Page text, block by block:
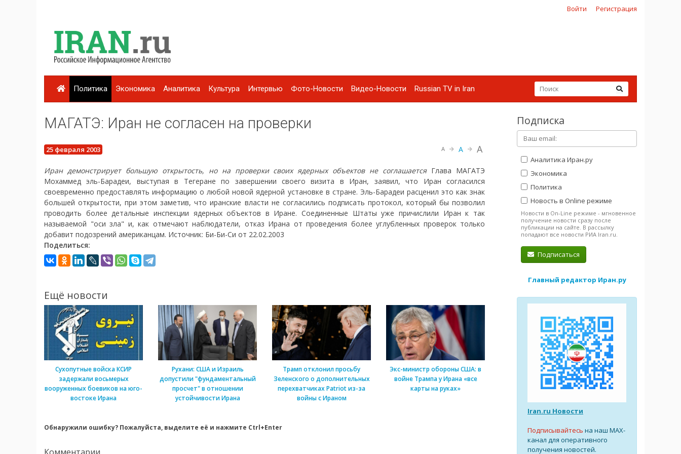
Войти Регистрация
Политика Экономика Аналитика Культура Интервью Фото-Новости Видео-Новости Russian TV in Iran
МАГАТЭ: Иран не согласен на проверки
25 февраля 2003 A A A
Иран демонстрирует большую открытость, но на проверки своих ядерных объектов не соглашаетсяГлава МАГАТЭ
Мохаммед эль-Барадеи, выступая в Тегеране по завершении своего визита в Иран, заявил, что Иран согласился
своевременно предоставлять информацию о любой новой ядерной установке в стране. Эль-Барадеи расценил это как знак
большей открытости, при этом заметив, что иранские власти не согласились подписать протокол, который бы позволил
проводить более детальные инспекции ядерных объектов в Иране. Соединенные Штаты уже причислили Иран к так
называемой "оси зла" и, как отмечают наблюдатели, отказ Ирана от проведения более углубленных проверок только
добавит подозрений американцам. Источник: Би-Би-Си от 22.02.2003
Поделиться:
Ещё новости
Сухопутные войска КСИР
задержали восьмерых
вооруженных боевиков на юго-
востоке Ирана
Рухани: США и Израиль
допустили "фундаментальный
просчет" в отношении
устойчивости Ирана
Трамп отклонил просьбу
Зеленского о дополнительных
перехватчиках Patriot из-за
войны с Ираном
Экс-министр обороны США: в
войне Трампа у Ирана «все
карты на руках»
Обнаружили ошибку? Пожалуйста, выделите её и нажмите Ctrl+Enter
Подписка
Аналитика Иран.ру
Экономика
Политика
Новость в Online режиме
Новости в On-Line режиме - мгновенное
получение новости сразу после
публикации на сайте. В рассылку
попадают все новости РИА Iran.ru.
Подписаться
Главный редактор Иран.ру
Iran.ru Новости
Подписывайтесь на наш MAX-
канал для оперативного
получения новостей.